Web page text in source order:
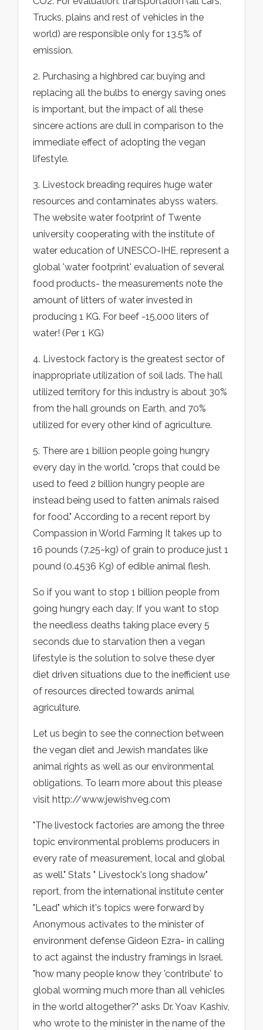
Trucks, plains and rest of vehicles in the
world) are responsible only for 13.5% of
emission.
2. Purchasing a highbred car, buying and
replacing all the bulbs to energy saving ones
is important, but the impact of all these
sincere actions are dull in comparison to the
immediate effect of adopting the vegan
lifestyle.
3. Livestock breading requires huge water
resources and contaminates abyss waters.
The website water footprint of Twente
university cooperating with the institute of
water education of UNESCO-IHE, represent a
global 'water footprint' evaluation of several
food products- the measurements note the
amount of litters of water invested in
producing 1 KG. For beef -15,000 liters of
water! (Per 1 KG)
4. Livestock factory is the greatest sector of
inappropriate utilization of soil lads. The hall
utilized territory for this industry is about 30%
from the hall grounds on Earth, and 70%
utilized for every other kind of agriculture.
5. There are 1 billion people going hungry
every day in the world. "crops that could be
used to feed 2 billion hungry people are
instead being used to fatten animals raised
for food." According to a recent report by
Compassion in World Farming It takes up to
16 pounds (7.25~kg) of grain to produce just 1
pound (0.4536 Kg) of edible animal flesh.
So if you want to stop 1 billion people from
going hungry each day; If you want to stop
the needless deaths taking place every 5
seconds due to starvation then a vegan
lifestyle is the solution to solve these dyer
diet driven situations due to the inefficient use
of resources directed towards animal
agriculture.
Let us begin to see the connection between
the vegan diet and Jewish mandates like
animal rights as well as our environmental
obligations. To learn more about this please
visit http://www.jewishveg.com
"The livestock factories are among the three
topic environmental problems producers in
every rate of measurement, local and global
as well." Stats " Livestock's long shadow"
report, from the international institute center
"Lead" which it's topics were forward by
Anonymous activates to the minister of
environment defense Gideon Ezra- in calling
to act against the industry framings in Israel.
"how many people know they 'contribute' to
global worming much more than all vehicles
in the world altogether?" asks Dr. Yoav Kashiv,
who wrote to the minister in the name of the